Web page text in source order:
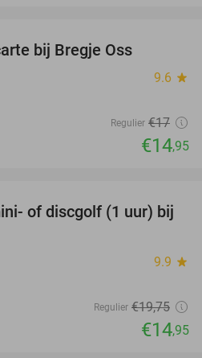
bij Bregje Oss
9.6 star
Regulier €17
€14,95
24%
of discgolf (1 uur) bij
9.9 star
Regulier €19,75
€14,95